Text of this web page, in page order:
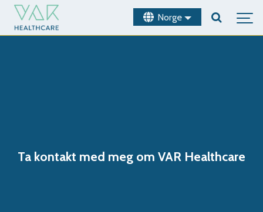
Norge
Ta kontakt med meg om VAR Healthcare